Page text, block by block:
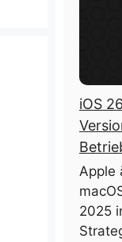
iOS
Apple
2025